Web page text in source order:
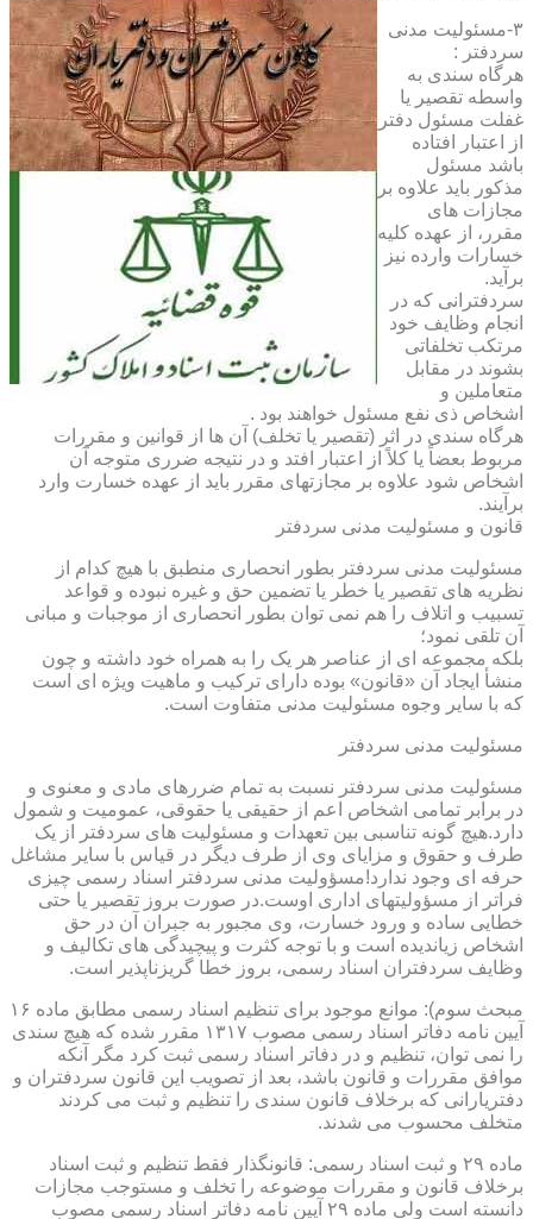
۳-مسئولیت مدنی
سردفتر :
هرگاه سندی به
واسطه تقصیر یا
غفلت مسئول دفتر
از اعتبار افتاده
باشد مسئول
مذکور باید علاوه بر
مجازات های
مقرر، از عهده کلیه
خسارات وارده نیز
برآید.
سردفترانی که در
انجام وظایف خود
مرتکب تخلفاتی
بشوند در مقابل
متعاملین و
اشخاص ذی نفع مسئول خواهند بود .
هرگاه سندی در اثر (تقصیر یا تخلف) آن ها از قوانین و مقررات
مربوط بعضاً یا کلاً از اعتبار افتد و در نتیجه ضرری متوجه آن
اشخاص شود علاوه بر مجازتهای مقرر باید از عهده خسارت وارد
برآیند.
قانون و مسئولیت مدنی سردفتر
مسئولیت مدنی سردفتر بطور انحصاری منطبق با هیچ کدام از
نظریه های تقصیر یا خطر یا تضمین حق و غیره نبوده و قواعد
تسبیب و اتلاف را هم نمی توان بطور انحصاری از موجبات و مبانی
آن تلقی نمود؛
بلکه مجموعه ای از عناصر هر یک را به همراه خود داشته و چون
منشأ ایجاد آن «قانون» بوده دارای ترکیب و ماهیت ویژه ای است
که با سایر وجوه مسئولیت مدنی متفاوت است.
مسئولیت مدنی سردفتر
مسئولیت مدنی سردفتر نسبت به تمام ضررهای مادی و معنوی و
در برابر تمامی اشخاص اعم از حقیقی یا حقوقی، عمومیت و شمول
دارد.هیچ گونه تناسبی بین تعهدات و مسئولیت های سردفتر از یک
طرف و حقوق و مزایای وی از طرف دیگر در قیاس با سایر مشاغل
حرفه ای وجود ندارد!مسؤولیت مدنی سردفتر اسناد رسمی چیزی
فراتر از مسؤولیتهای اداری اوست.در صورت بروز تقصیر یا حتی
خطایی ساده و ورود خسارت، وی مجبور به جبران آن در حق
اشخاص زیاندیده است و با توجه کثرت و پیچیدگی های تکالیف و
وظایف سردفتران اسناد رسمی، بروز خطا گریزناپذیر است.
مبحث سوم): موانع موجود برای تنظیم اسناد رسمی مطابق ماده ۱۶
آیین نامه دفاتر اسناد رسمی مصوب ۱۳۱۷ مقرر شده که هیچ سندی
را نمی توان، تنظیم و در دفاتر اسناد رسمی ثبت کرد مگر آنکه
موافق مقررات و قانون باشد، بعد از تصویب این قانون سردفتران و
دفتریارانی که برخلاف قانون سندی را تنظیم و ثبت می کردند
متخلف محسوب می شدند.
ماده ۲۹ و ثبت اسناد رسمی: قانونگذار فقط تنظیم و ثبت اسناد
برخلاف قانون و مقررات موضوعه را تخلف و مستوجب مجازات
دانسته است ولی ماده ۲۹ آیین نامه دفاتر اسناد رسمی مصوب